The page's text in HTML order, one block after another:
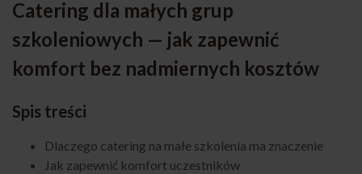
Catering dla małych grup
szkoleniowych — jak zapewnić
komfort bez nadmiernych kosztów
Spis treści
Dlaczego catering na małe szkolenia ma znaczenie
Jak zapewnić komfort uczestników